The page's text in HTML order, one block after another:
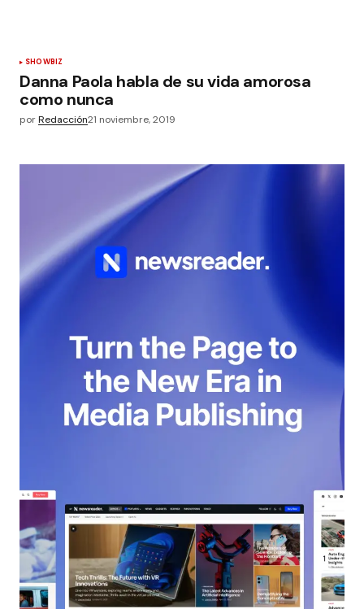
SHOWBIZ
Danna Paola habla de su vida amorosa
como nunca
porRedacción21 noviembre, 2019